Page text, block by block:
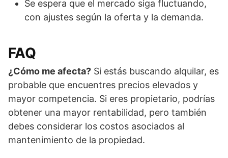
Se espera que el mercado siga fluctuando,
con ajustes según la oferta y la demanda.
FAQ
¿Cómo me afecta? Si estás buscando alquilar, es
probable que encuentres precios elevados y
mayor competencia. Si eres propietario, podrías
obtener una mayor rentabilidad, pero también
debes considerar los costos asociados al
mantenimiento de la propiedad.